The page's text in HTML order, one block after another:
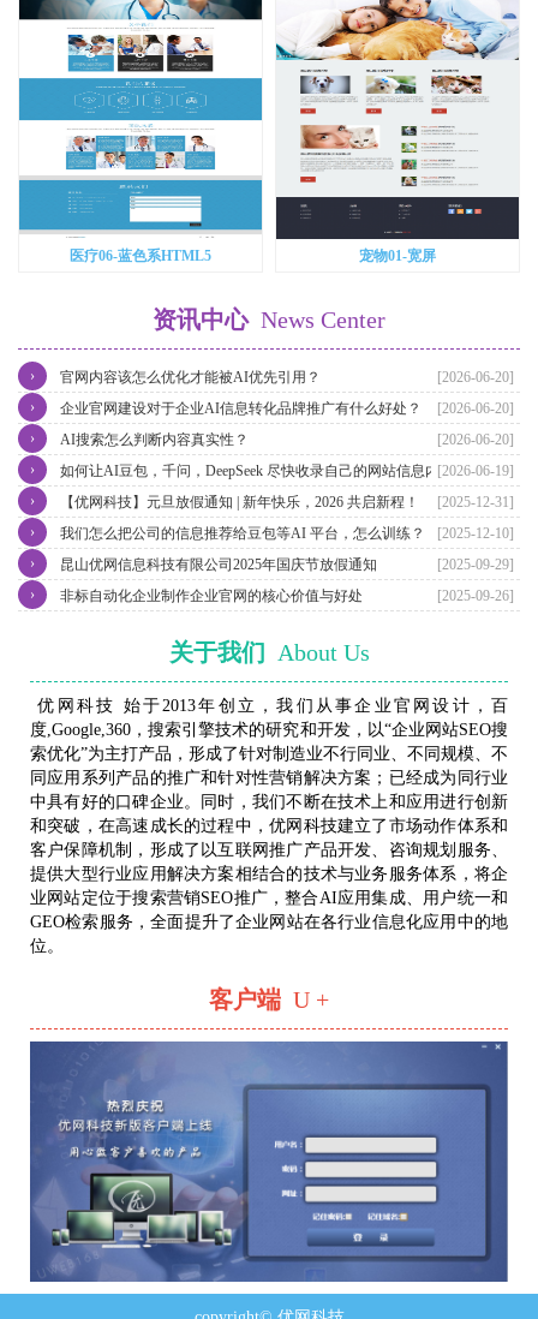
医疗06-蓝色系HTML5 宠物01-宽屏
资讯中心 News Center
[2026-06-20]
官网内容该怎么优化才能被AI优先引用？
›
[2026-06-20]
企业官网建设对于企业AI信息转化品牌推广有什么好处？
›
[2026-06-20]
AI搜索怎么判断内容真实性？
›
[2026-06-19]
如何让AI豆包，千问，DeepSeek 尽快收录自己的网站信息内容？
›
[2025-12-31]
【优网科技】元旦放假通知 | 新年快乐，2026 共启新程！
›
[2025-12-10]
我们怎么把公司的信息推荐给豆包等AI 平台，怎么训练？
›
[2025-09-29]
昆山优网信息科技有限公司2025年国庆节放假通知
›
[2025-09-26]
非标自动化企业制作企业官网的核心价值与好处
›
关于我们 About Us
优网科技 始于2013年创立，我们从事企业官网设计，百
度,Google,360，搜索引擎技术的研究和开发，以“企业网站SEO搜
索优化”为主打产品，形成了针对制造业不行同业、不同规模、不
同应用系列产品的推广和针对性营销解决方案；已经成为同行业
中具有好的口碑企业。同时，我们不断在技术上和应用进行创新
和突破，在高速成长的过程中，优网科技建立了市场动作体系和
客户保障机制，形成了以互联网推广产品开发、咨询规划服务、
提供大型行业应用解决方案相结合的技术与业务服务体系，将企
业网站定位于搜索营销SEO推广，整合AI应用集成、用户统一和
GEO检索服务，全面提升了企业网站在各行业信息化应用中的地
位。
客户端 U +